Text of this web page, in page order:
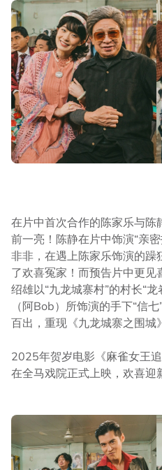
在片中首次合作的陈家乐与陈
前一亮！陈静在片中饰演“亲
非非，在遇上陈家乐饰演的
了欢喜冤家！而预告片中更
绍雄以“九龙城寨村”的村长“
（阿Bob）所饰演的手下“信
百出，重现《九龙城寨之围城
2025年贺岁电影《麻雀女王
在全马戏院正式上映，欢喜迎